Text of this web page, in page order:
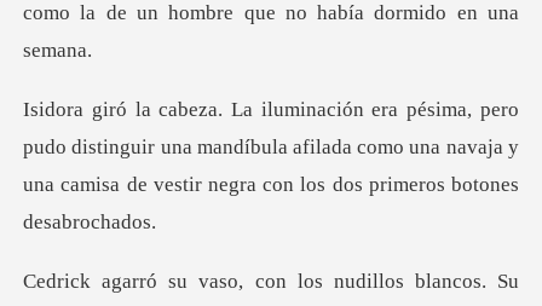
como la de un homb
distinguir una mandíbula afilada como una navaja y
una cami
blancos. Su